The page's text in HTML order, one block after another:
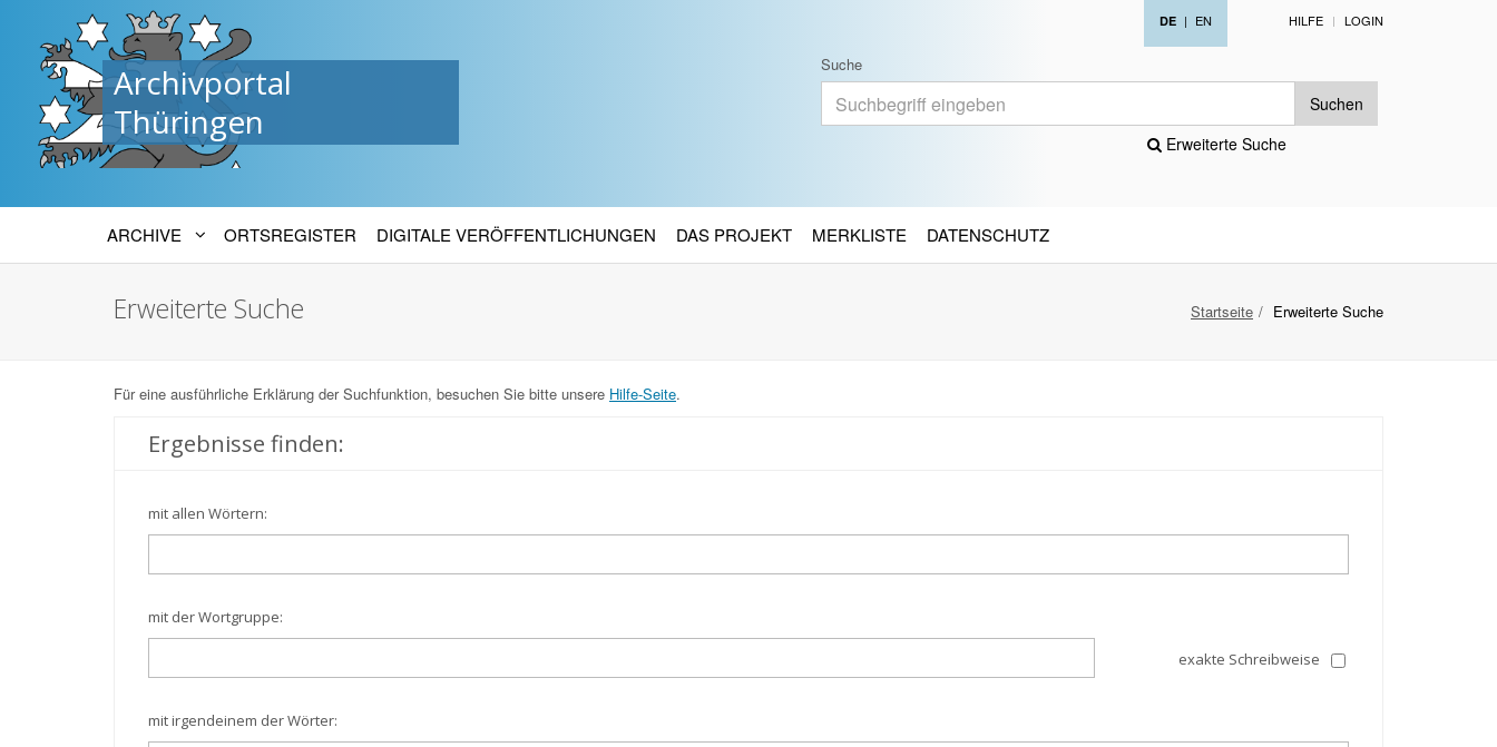
Archivportal
Thüringen
DE | EN HILFE LOGIN
Suche
Suchen
Erweiterte Suche
ARCHIVE ORTSREGISTER DIGITALE VERÖFFENTLICHUNGEN DAS PROJEKT MERKLISTE DATENSCHUTZ
Startseite Erweiterte Suche
Erweiterte Suche
Für eine ausführliche Erklärung der Suchfunktion, besuchen Sie bitte unsere Hilfe-Seite.
Ergebnisse finden:
mit allen Wörtern:
mit der Wortgruppe:
exakte Schreibweise
mit irgendeinem der Wörter: